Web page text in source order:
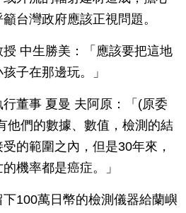
台灣政府應該正視問題。
中生勝美：「應該要把這地
子在那邊玩。」
董事 夏曼 夫阿原：「(原委
他們的數據、數值，檢測的結
的範圍之內，但是30年來，
機率都是癌症。」
100萬日幣的檢測儀器給蘭嶼